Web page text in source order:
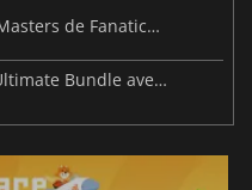
Le nouveau pack BYO Capcom Masters de Fanatical contient 11 jeux de premier plan à choisir
Fanatical lance l’offre Capcom Ultimate Bundle avec bonus